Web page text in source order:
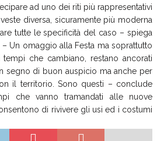
ad uno dei riti più rappresentativi
diversa, sicuramente più moderna
tutte le specificità del caso – spiega
Un omaggio alla Festa ma soprattutto
che cambiano, restano ancorati
segno di buon auspicio ma anche per
il territorio. Sono questi – conclude
che vanno tramandati alle nuove
di rivivere gli usi ed i costumi